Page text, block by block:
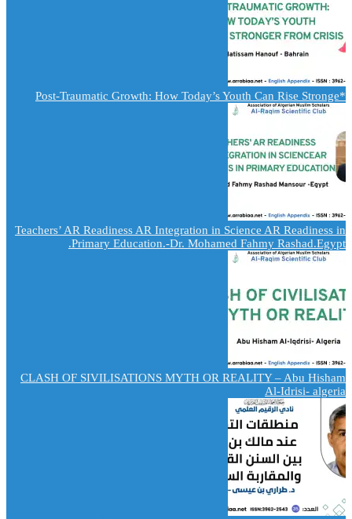
*Post-Traumatic Growth: How Today’s Youth Can Rise Stronge
Teachers’ AR Readiness AR Integration in Science AR Readiness in
Primary Education.-Dr. Mohamed Fahmy Rashad.Egypt.
CLASH OF SIVILISATIONS MYTH OR REALITY – Abu Hisham
Al-Idrisi- algeria